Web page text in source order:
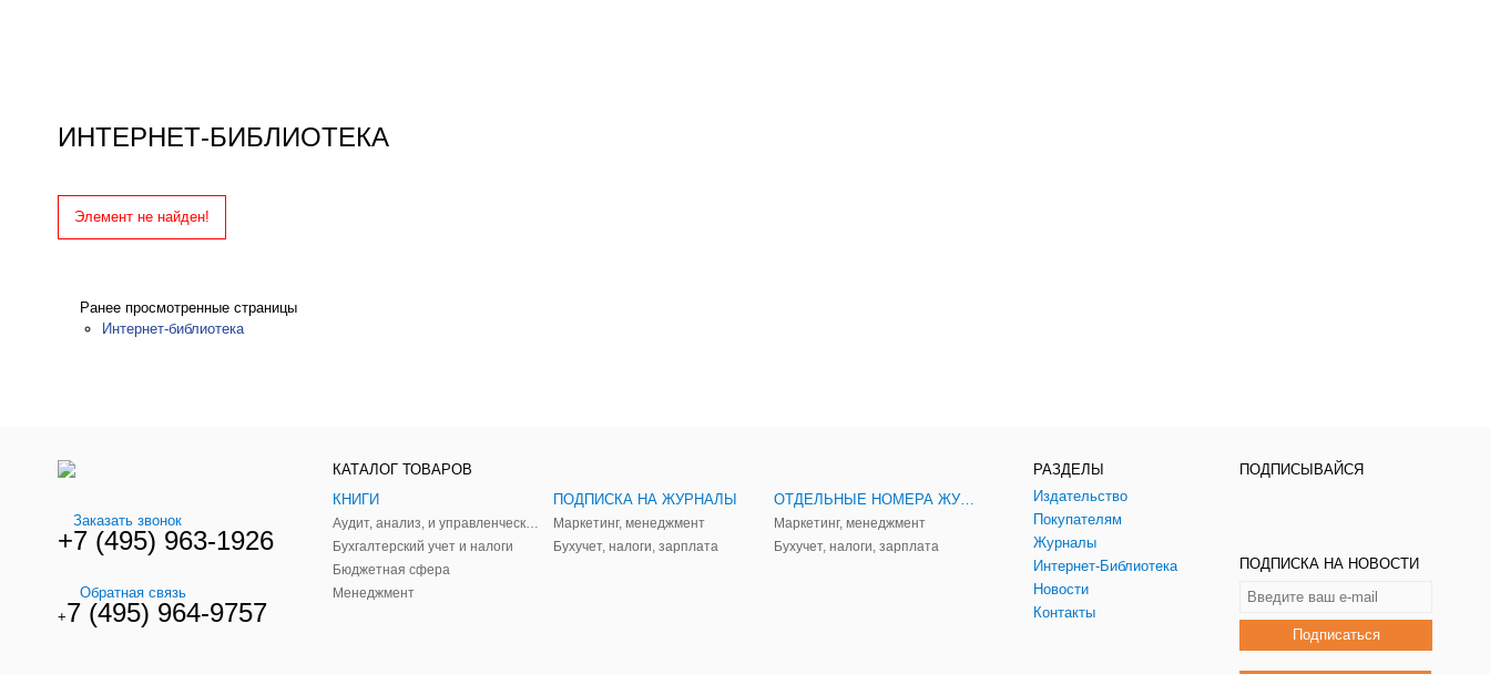
ИНТЕРНЕТ-БИБЛИОТЕКА
Элемент не найден!
Ранее просмотренные страницы
Интернет-библиотека
Заказать звонок
+7 (495) 963-1926
Обратная связь
+7 (495) 964-9757
КАТАЛОГ ТОВАРОВ
КНИГИ
Аудит, анализ, и управленческий учет
Бухгалтерский учет и налоги
Бюджетная сфера
Менеджмент
ПОДПИСКА НА ЖУРНАЛЫ
Маркетинг, менеджмент
Бухучет, налоги, зарплата
ОТДЕЛЬНЫЕ НОМЕРА ЖУРНАЛОВ
Маркетинг, менеджмент
Бухучет, налоги, зарплата
РАЗДЕЛЫ
Издательство
Покупателям
Журналы
Интернет-Библиотека
Новости
Контакты
ПОДПИСЫВАЙСЯ
ПОДПИСКА НА НОВОСТИ
Подписаться